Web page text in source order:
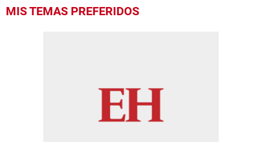
MIS TEMAS PREFERIDOS